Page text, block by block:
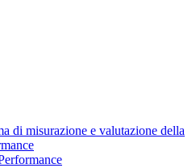
di misurazione e valutazione della